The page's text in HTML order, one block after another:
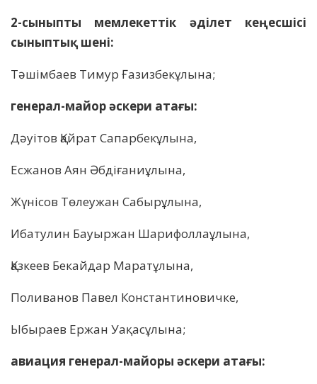
2-сыныпты мемлекеттік әділет кеңесшісі
сыныптық шені:
Тәшімбаев Тимур Ғазизбекұлына;
генерал-майор әскери атағы:
Дәуітов Қайрат Сапарбекұлына,
Есжанов Аян Әбдіғаниұлына,
Жүнісов Төлеужан Сабырұлына,
Ибатулин Бауыржан Шарифоллаұлына,
Қазкеев Бекайдар Маратұлына,
Поливанов Павел Константиновичке,
Ыбыраев Ержан Уақасұлына;
авиация генерал-майоры әскери атағы: